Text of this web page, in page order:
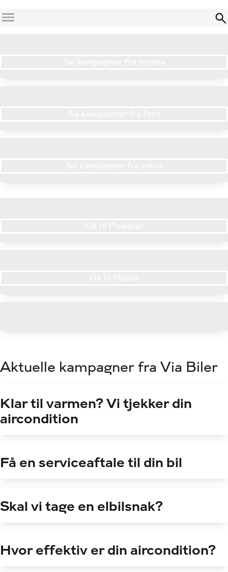
Menu
Aktuelle kampagner fra Via Biler
Klar til varmen? Vi tjekker din
aircondition
Få en serviceaftale til din bil
Skal vi tage en elbilsnak?
Hvor effektiv er din aircondition?